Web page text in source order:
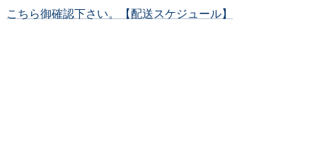
こちら御確認下さい。【配送スケジュール】